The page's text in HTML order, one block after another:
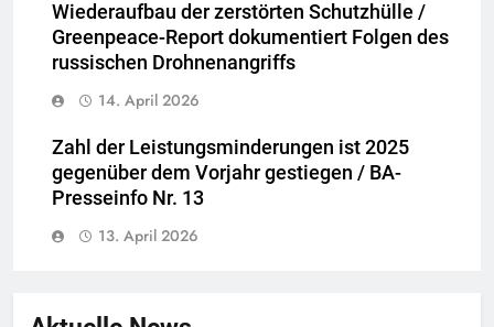
Wiederaufbau der zerstörten Schutzhülle /
Greenpeace-Report dokumentiert Folgen des
russischen Drohnenangriffs
14. April 2026
Zahl der Leistungsminderungen ist 2025
gegenüber dem Vorjahr gestiegen / BA-
Presseinfo Nr. 13
13. April 2026